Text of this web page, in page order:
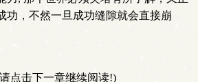
功，不然一旦成功缝隙就会直接崩
点击下一章继续阅读!)